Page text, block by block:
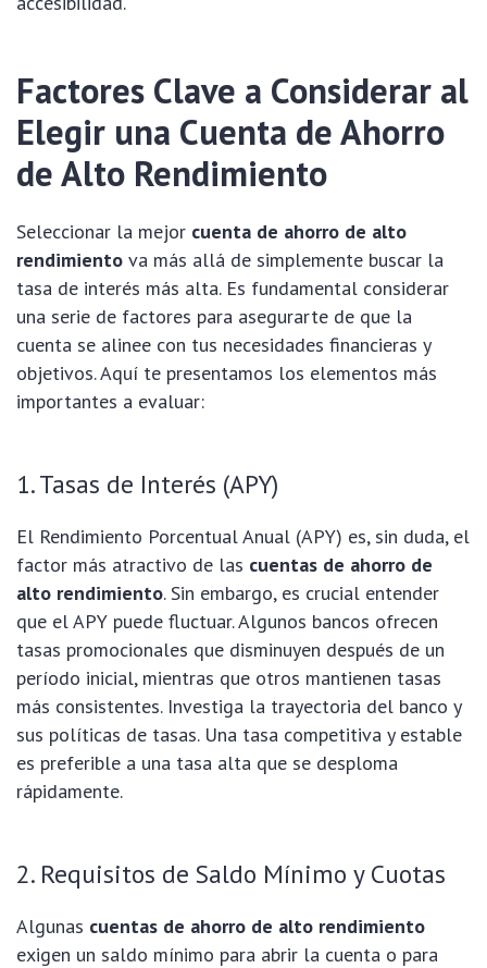
Factores Clave a Considerar al
Elegir una Cuenta de Ahorro
de Alto Rendimiento
Seleccionar la mejor cuenta de ahorro de alto
rendimiento va más allá de simplemente buscar la
tasa de interés más alta. Es fundamental considerar
una serie de factores para asegurarte de que la
cuenta se alinee con tus necesidades financieras y
objetivos. Aquí te presentamos los elementos más
importantes a evaluar:
1. Tasas de Interés (APY)
El Rendimiento Porcentual Anual (APY) es, sin duda, el
factor más atractivo de las cuentas de ahorro de
alto rendimiento. Sin embargo, es crucial entender
que el APY puede fluctuar. Algunos bancos ofrecen
tasas promocionales que disminuyen después de un
período inicial, mientras que otros mantienen tasas
más consistentes. Investiga la trayectoria del banco y
sus políticas de tasas. Una tasa competitiva y estable
es preferible a una tasa alta que se desploma
rápidamente.
2. Requisitos de Saldo Mínimo y Cuotas
Algunas cuentas de ahorro de alto rendimiento
exigen un saldo mínimo para abrir la cuenta o para